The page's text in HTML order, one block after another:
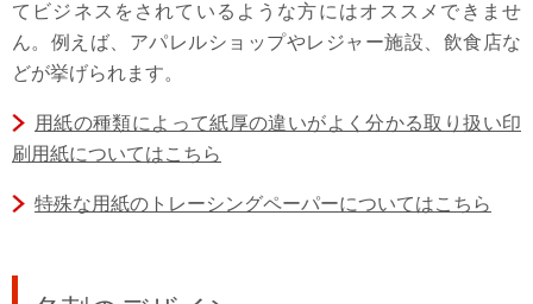
てビジネスをされているような方にはオススメできませ
ん。例えば、アパレルショップやレジャー施設、飲食店な
どが挙げられます。
用紙の種類によって紙厚の違いがよく分かる取り扱い印
刷用紙についてはこちら
特殊な用紙のトレーシングペーパーについてはこちら